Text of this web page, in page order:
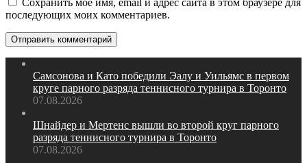
Сохранить моё имя, email и адрес сайта в этом браузере для
последующих моих комментариев.
Самсонова и Като победили Эалу и Уильямс в первом
круге парного разряда теннисного турнира в Торонто
07.08.2026
Шнайдер и Мертенс вышли во второй круг парного
разряда теннисного турнира в Торонто
07.08.2026